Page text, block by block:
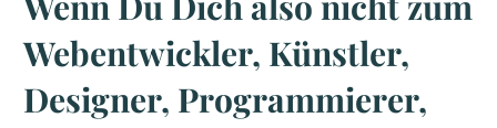
Webentwickler, Künstler,
Designer, Programmierer,